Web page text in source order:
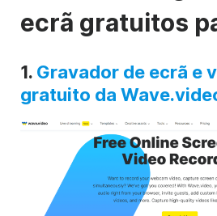
ecrã gratuitos
1. Gravador de ecrã e
gratuito da